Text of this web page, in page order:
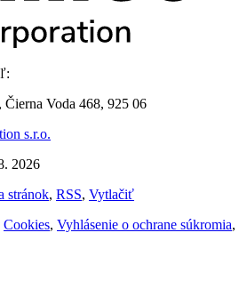
Voda 468, 925 06
s.r.o.
2026
stránok, RSS, Vytlačiť
Cookies, Vyhlásenie o ochrane súkromia,